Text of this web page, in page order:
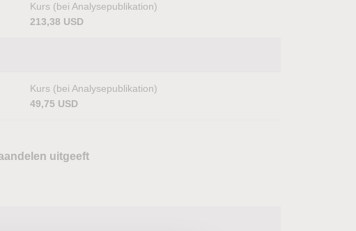
Kurs (bei Analysepublikation)
213,38 USD
Kurs (bei Analysepublikation)
49,75 USD
uitgeeft